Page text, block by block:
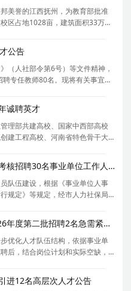
美誉的江西抚州，为教育部批准
区占地1028亩，建筑面积33万平
学配套设施完备，建有标准化教
实训基地，
公告
（人社部令第6号）等文件精神，
专任教师80名。现将有关事宜公
属全日制普通本科高等院校，位
城市襄阳
诚聘英才
理部共建高校、国家中西部高校
建工程高校、河南省特色骨干大
一级学科博士学位授权点、1个
士学位授权
重庆三峡职业学院2026年上半年考核招聘30名事业单位工作人员公告
队伍建设，根据《事业单位人事
规定》等规定，经市人力社保局
核招聘一批事业单位工作人员。
坚持公
滇西应用技术大学普洱茶学院2026年度第二批招聘2名急需紧缺人才公告
优化人才队伍结构，依据事业单
后，结合岗位计划和实际空缺，
第二批急需紧缺人才招聘，现将
用技术
进12名高层次人才公告